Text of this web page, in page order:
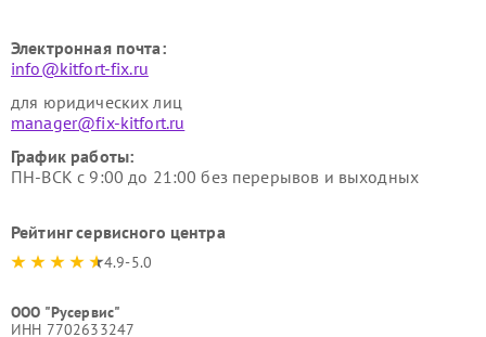
Электронная почта:
info@kitfort-fix.ru
для юридических лиц
manager@fix-kitfort.ru
График работы:
ПН-ВСК с 9:00 до 21:00 без перерывов и выходных
Рейтинг сервисного центра
4.9-5.0
ООО "Русервис"
ИНН 7702633247